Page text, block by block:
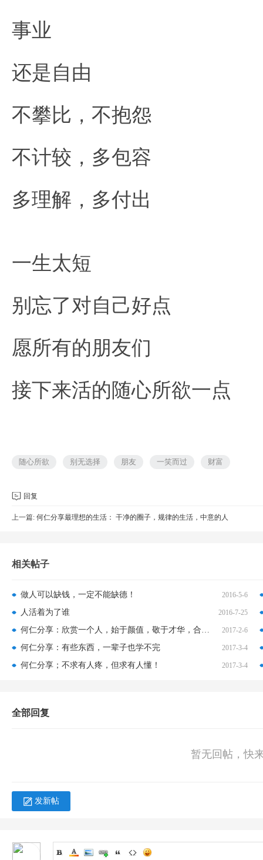
事业
还是自由
不攀比，不抱怨
不计较，多包容
多理解，多付出
一生太短
别忘了对自己好点
愿所有的朋友们
接下来活的随心所欲一点
随心所欲 别无选择 朋友 一笑而过 财富
回复
上一篇: 何仁分享最理想的生活： 干净的圈子，规律的生活，中意的人
相关帖子
2016-5-6
做人可以缺钱，一定不能缺德！
2016-7-25
人活着为了谁
2017-2-6
何仁分享：欣赏一个人，始于颜值，敬于才华，合于性格，久于善良，终于人品
2017-3-4
何仁分享：有些东西，一辈子也学不完
2017-3-4
何仁分享；不求有人疼，但求有人懂！
全部回复
暂无回帖，快
发新帖